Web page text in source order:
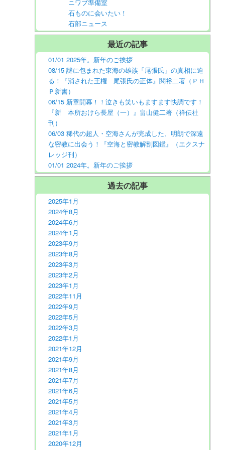
ニワブ準備室
石ものに会いたい！
石部ニュース
最近の記事
01/01 2025年。新年のご挨拶
08/15 謎に包まれた東海の雄族「尾張氏」の真相に迫
る！『消された王権 尾張氏の正体』関裕二著（ＰＨ
Ｐ新書）
06/15 新章開幕！！泣きも笑いもますます快調です！
『新 本所おけら長屋（一）』畠山健二著（祥伝社
刊）
06/03 稀代の超人・空海さんが完成した、明朗で深遠
な密教に出会う！『空海と密教解剖図鑑』（エクスナ
レッジ刊）
01/01 2024年。新年のご挨拶
過去の記事
2025年1月
2024年8月
2024年6月
2024年1月
2023年9月
2023年8月
2023年3月
2023年2月
2023年1月
2022年11月
2022年9月
2022年5月
2022年3月
2022年1月
2021年12月
2021年9月
2021年8月
2021年7月
2021年6月
2021年5月
2021年4月
2021年3月
2021年1月
2020年12月